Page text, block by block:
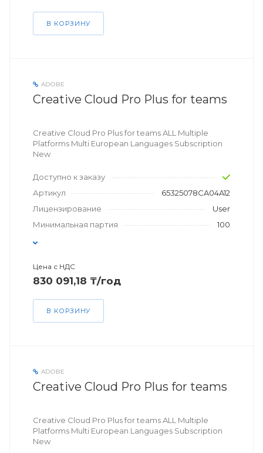
В КОРЗИНУ
ADOBE
Creative Cloud Pro Plus for teams
Creative Cloud Pro Plus for teams ALL Multiple
Platforms Multi European Languages Subscription
New
Доступно к заказу
Артикул
65325078CA04A12
Лицензирование
User
Минимальная партия
100
Цена с НДС
830 091,18 ₸/год
В КОРЗИНУ
ADOBE
Creative Cloud Pro Plus for teams
Creative Cloud Pro Plus for teams ALL Multiple
Platforms Multi European Languages Subscription
New